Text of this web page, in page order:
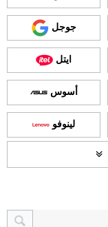
جوجل
ايتل
أسوس
لينوفو